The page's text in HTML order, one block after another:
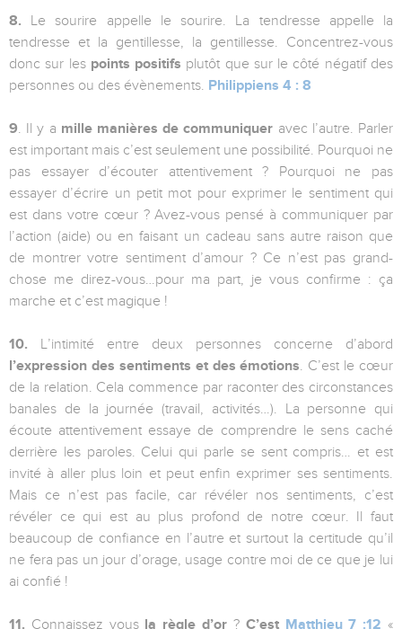
8. Le sourire appelle le sourire. La tendresse appelle la
tendresse et la gentillesse, la gentillesse. Concentrez-vous
donc sur les points positifs plutôt que sur le côté négatif des
personnes ou des évènements. Philippiens 4 : 8
9. Il y a mille manières de communiquer avec l’autre. Parler
est important mais c’est seulement une possibilité. Pourquoi ne
pas essayer d’écouter attentivement ? Pourquoi ne pas
essayer d’écrire un petit mot pour exprimer le sentiment qui
est dans votre cœur ? Avez-vous pensé à communiquer par
l’action (aide) ou en faisant un cadeau sans autre raison que
de montrer votre sentiment d’amour ? Ce n’est pas grand-
chose me direz-vous…pour ma part, je vous confirme : ça
marche et c’est magique !
10. L’intimité entre deux personnes concerne d’abord
l’expression des sentiments et des émotions. C’est le cœur
de la relation. Cela commence par raconter des circonstances
banales de la journée (travail, activités…). La personne qui
écoute attentivement essaye de comprendre le sens caché
derrière les paroles. Celui qui parle se sent compris… et est
invité à aller plus loin et peut enfin exprimer ses sentiments.
Mais ce n’est pas facile, car révéler nos sentiments, c’est
révéler ce qui est au plus profond de notre cœur. Il faut
beaucoup de confiance en l’autre et surtout la certitude qu’il
ne fera pas un jour d’orage, usage contre moi de ce que je lui
ai confié !
11. Connaissez vous la règle d’or ? C’est Matthieu 7 :12 «